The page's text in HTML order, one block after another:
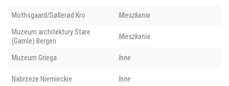
Mothsgaard/Søllerød Kro Mieszkania
Muzeum architektury Stare
(Gamle) Bergen
Mieszkania
Muzeum Griega Inne
Nabrzeże Niemieckie Inne